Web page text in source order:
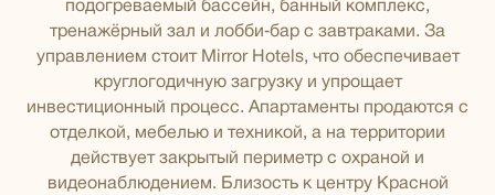
подогреваемый бассейн, банный комплекс,
тренажёрный зал и лобби‑бар с завтраками. За
управлением стоит Mirror Hotels, что обеспечивает
круглогодичную загрузку и упрощает
инвестиционный процесс. Апартаменты продаются с
отделкой, мебелью и техникой, а на территории
действует закрытый периметр с охраной и
видеонаблюдением. Близость к центру Красной